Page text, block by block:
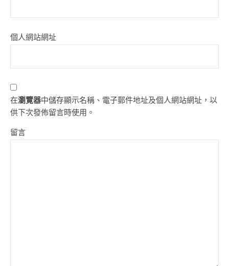
個人網站網址
在瀏覽器中儲存顯示名稱、電子郵件地址及個人網站網址，以
供下次發佈留言時使用。
留言